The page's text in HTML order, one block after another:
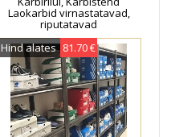
Laokarbid virnastatavad,
riputatavad
Hind alates 81.70 €